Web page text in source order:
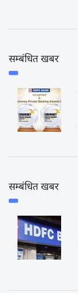
सम्बंधित खबर
सम्बंधित खबर